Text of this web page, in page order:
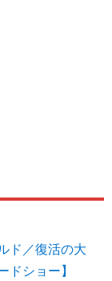
ド／復活の大
ショー】